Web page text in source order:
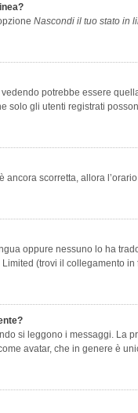
Nascondi il tuo stato in
potrebbe essere
solo gli utenti registrati
ancora scorretta, allora
oppure nessuno lo ha
(trovi il collegamento
si leggono i messaggi. La
avatar, che in genere è